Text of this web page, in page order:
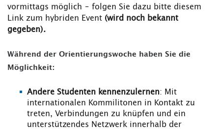
vormittags möglich – folgen Sie dazu bitte diesem
Link zum hybriden Event (wird noch bekannt
gegeben).
Während der Orientierungswoche haben Sie die
Möglichkeit:
Andere Studenten kennenzulernen: Mit
internationalen Kommilitonen in Kontakt zu
treten, Verbindungen zu knüpfen und ein
unterstützendes Netzwerk innerhalb der